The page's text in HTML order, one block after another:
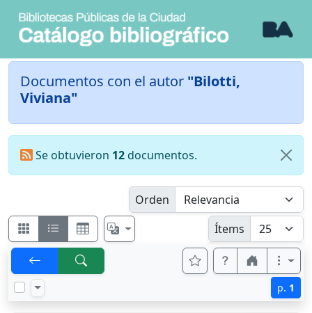
Documentos con el autor "Bilotti,
Viviana"
Se obtuvieron 12documentos.
Orden
Ítems
p. 1